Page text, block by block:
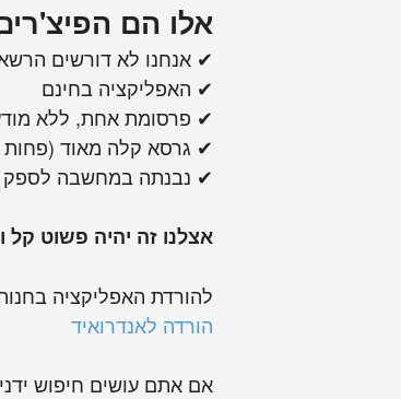
אלו הם
✔ אנחנו לא דורשים
✔ האפליקציה בחינם
✔ פרסומת אחת, ללא
✔ גרסא קלה מאוד (פחות מ-5
✔ נבנתה במחשבה לספק
אצלנו זה יהיה פשוט קל
להורדת האפליקציה
הורדה לאנדרואיד
אם אתם עושים חיפוש